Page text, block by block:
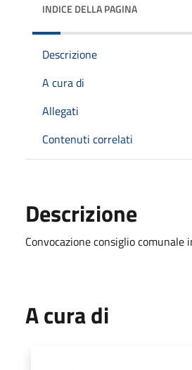
INDICE DELLA PAGINA
Descrizione
A cura di
Allegati
Contenuti correlati
Descrizione
Convocazione consiglio comunale
A cura di